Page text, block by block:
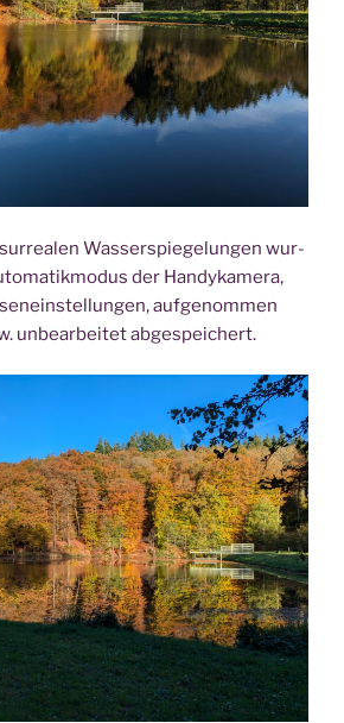
Was­ser­spie­ge­lun­gen wur­
der Han­dy­ka­me­ra,
auf­ge­nom­men
unbe­ar­bei­tet abgespeichert.